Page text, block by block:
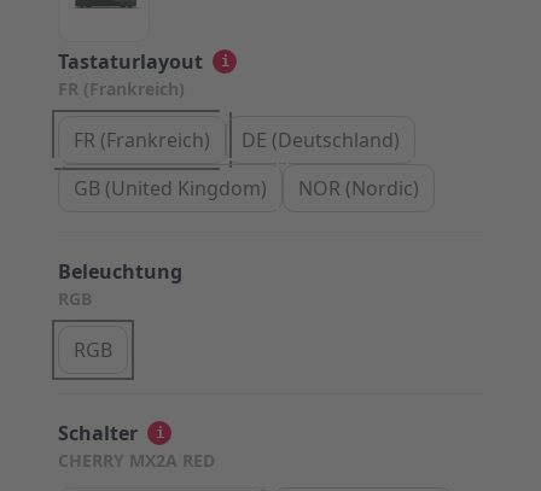
Tastaturlayout
FR (Frankreich)
i
FR (Frankreich)
DE (Deutschland)
GB (United Kingdom)
NOR (Nordic)
Beleuchtung
RGB
RGB
Schalter
CHERRY MX2A RED
i